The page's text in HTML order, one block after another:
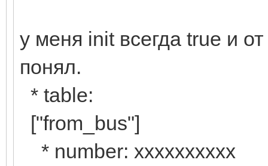
у меня init всегда true и от
понял.
* table:
["from_bus"]
* number: хххххххххх